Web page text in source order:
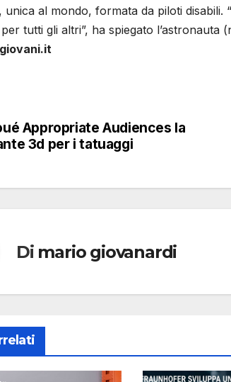
al mondo, formata da piloti disabili.
per tutti gli altri”, ha spiegato
Appropriate Audiences la
3d per i tatuaggi
Di mario giovanardi